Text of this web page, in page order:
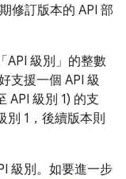
修訂版本的 API 部
級別」 的整數
支援一個 API 級
API 級別 1) 的支
別 1，後續版本則
級別。如要進一步